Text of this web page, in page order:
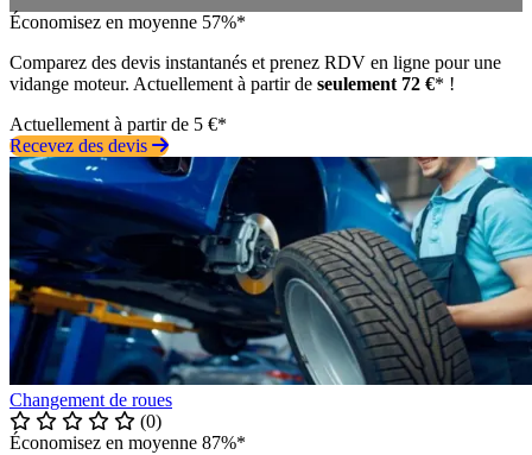
Économisez en moyenne 57%*
Comparez des devis instantanés et prenez RDV en ligne pour une
vidange moteur. Actuellement à partir de seulement 72 €* !
Actuellement à partir de 5 €*
Recevez des devis
Changement de roues
(0)
Économisez en moyenne 87%*